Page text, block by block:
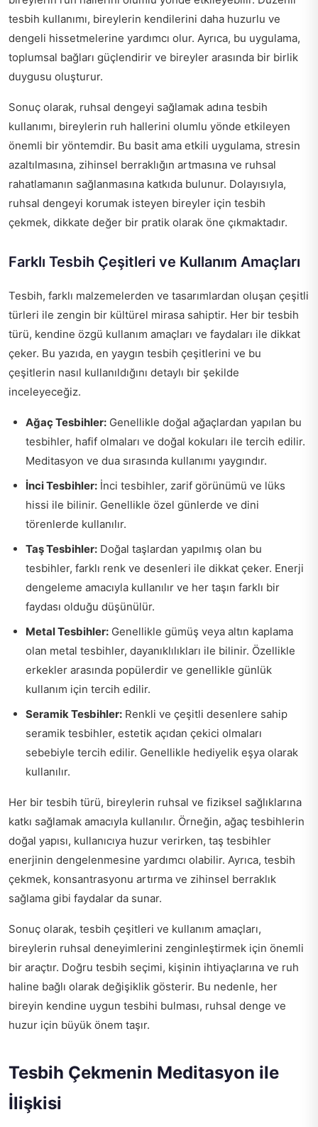
tesbih kullanımı, bireylerin kendilerini daha huzurlu ve
dengeli hissetmelerine yardımcı olur. Ayrıca, bu uygulama,
toplumsal bağları güçlendirir ve bireyler arasında bir birlik
duygusu oluşturur.
Sonuç olarak, ruhsal dengeyi sağlamak adına tesbih
kullanımı, bireylerin ruh hallerini olumlu yönde etkileyen
önemli bir yöntemdir. Bu basit ama etkili uygulama, stresin
azaltılmasına, zihinsel berraklığın artmasına ve ruhsal
rahatlamanın sağlanmasına katkıda bulunur. Dolayısıyla,
ruhsal dengeyi korumak isteyen bireyler için tesbih
çekmek, dikkate değer bir pratik olarak öne çıkmaktadır.
Farklı Tesbih Çeşitleri ve Kullanım Amaçları
Tesbih, farklı malzemelerden ve tasarımlardan oluşan çeşitli
türleri ile zengin bir kültürel mirasa sahiptir. Her bir tesbih
türü, kendine özgü kullanım amaçları ve faydaları ile dikkat
çeker. Bu yazıda, en yaygın tesbih çeşitlerini ve bu
çeşitlerin nasıl kullanıldığını detaylı bir şekilde
inceleyeceğiz.
Ağaç Tesbihler: Genellikle doğal ağaçlardan yapılan bu
tesbihler, hafif olmaları ve doğal kokuları ile tercih edilir.
Meditasyon ve dua sırasında kullanımı yaygındır.
İnci Tesbihler: İnci tesbihler, zarif görünümü ve lüks
hissi ile bilinir. Genellikle özel günlerde ve dini
törenlerde kullanılır.
Taş Tesbihler: Doğal taşlardan yapılmış olan bu
tesbihler, farklı renk ve desenleri ile dikkat çeker. Enerji
dengeleme amacıyla kullanılır ve her taşın farklı bir
faydası olduğu düşünülür.
Metal Tesbihler: Genellikle gümüş veya altın kaplama
olan metal tesbihler, dayanıklılıkları ile bilinir. Özellikle
erkekler arasında popülerdir ve genellikle günlük
kullanım için tercih edilir.
Seramik Tesbihler: Renkli ve çeşitli desenlere sahip
seramik tesbihler, estetik açıdan çekici olmaları
sebebiyle tercih edilir. Genellikle hediyelik eşya olarak
kullanılır.
Her bir tesbih türü, bireylerin ruhsal ve fiziksel sağlıklarına
katkı sağlamak amacıyla kullanılır. Örneğin, ağaç tesbihlerin
doğal yapısı, kullanıcıya huzur verirken, taş tesbihler
enerjinin dengelenmesine yardımcı olabilir. Ayrıca, tesbih
çekmek, konsantrasyonu artırma ve zihinsel berraklık
sağlama gibi faydalar da sunar.
Sonuç olarak, tesbih çeşitleri ve kullanım amaçları,
bireylerin ruhsal deneyimlerini zenginleştirmek için önemli
bir araçtır. Doğru tesbih seçimi, kişinin ihtiyaçlarına ve ruh
haline bağlı olarak değişiklik gösterir. Bu nedenle, her
bireyin kendine uygun tesbihi bulması, ruhsal denge ve
huzur için büyük önem taşır.
Tesbih Çekmenin Meditasyon ile
İlişkisi